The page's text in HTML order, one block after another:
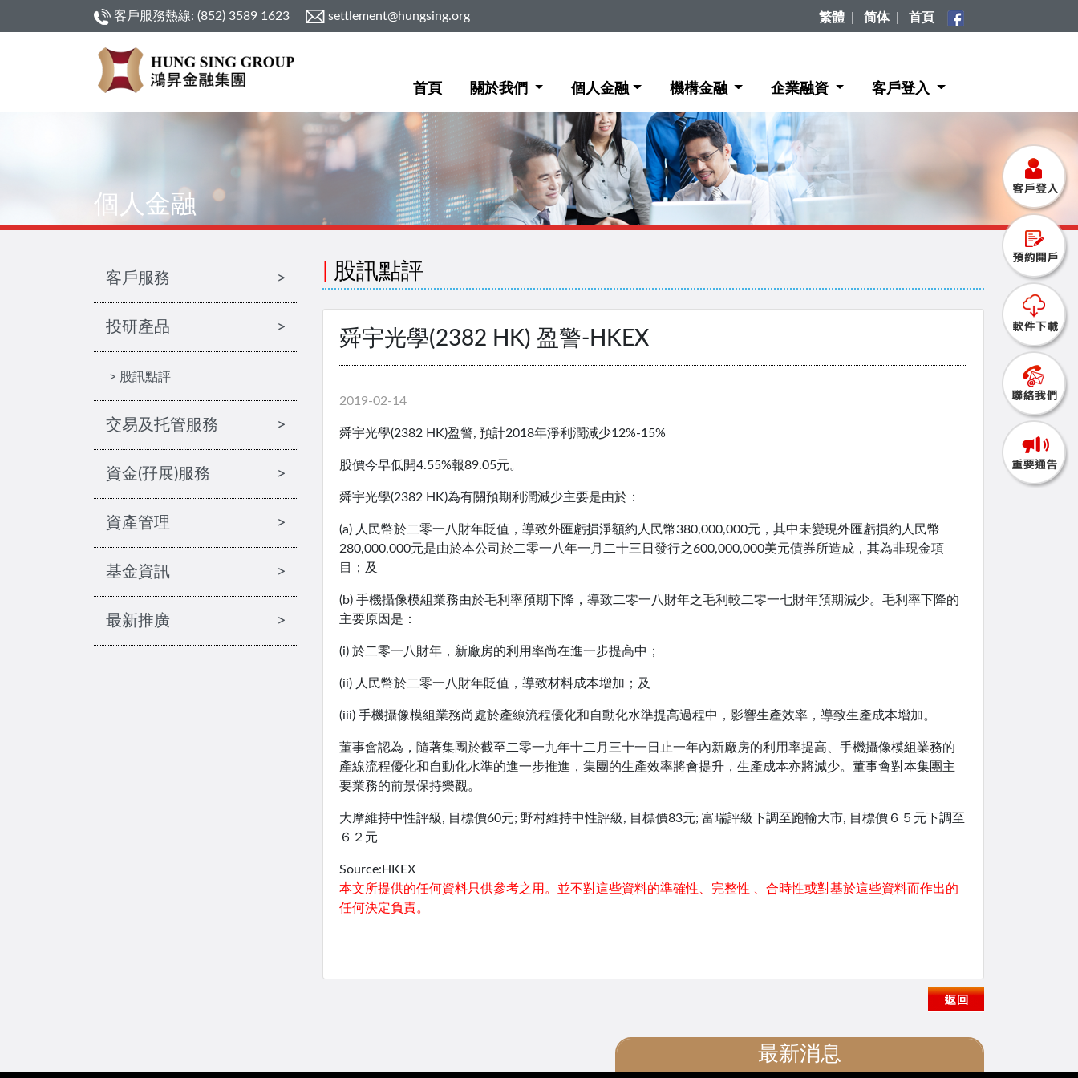
客戶服務熱線: (852) 3589 1623 settlement@hungsing.org
首頁 關於我們 個人金融 機構金融 企業融資 客戶登入
繁體 简体| 首頁
個人金融
客戶服務 >
投研產品 >
> 股訊點評
交易及托管服務 >
資金(孖展)服務 >
資產管理 >
基金資訊 >
最新推廣 >
股訊點評
舜宇光學(2382 HK) 盈警-HKEX
2019-02-14
舜宇光學(2382 HK)盈警, 預計2018年淨利潤減少12%-15%
股價今早低開4.55%報89.05元。
舜宇光學(2382 HK)為有關預期利潤減少主要是由於：
(a) 人民幣於二零一八財年貶值，導致外匯虧損淨額約人民幣380,000,000元，其中未變現外匯虧損約人民幣
280,000,000元是由於本公司於二零一八年一月二十三日發行之600,000,000美元債券所造成，其為非現金項
目；及
(b) 手機攝像模組業務由於毛利率預期下降，導致二零一八財年之毛利較二零一七財年預期減少。毛利率下降的
主要原因是：
(i) 於二零一八財年，新廠房的利用率尚在進一步提高中；
(ii) 人民幣於二零一八財年貶值，導致材料成本增加；及
(iii) 手機攝像模組業務尚處於產線流程優化和自動化水準提高過程中，影響生產效率，導致生產成本增加。
董事會認為，隨著集團於截至二零一九年十二月三十一日止一年內新廠房的利用率提高、手機攝像模組業務的
產線流程優化和自動化水準的進一步推進，集團的生產效率將會提升，生產成本亦將減少。董事會對本集團主
要業務的前景保持樂觀。
大摩維持中性評級, 目標價60元; 野村維持中性評級, 目標價83元; 富瑞評級下調至跑輸大市, 目標價６５元下調至
６２元
Source:HKEX
本文所提供的任何資料只供參考之用。並不對這些資料的準確性、完整性 、合時性或對基於這些資料而作出的
任何決定負責。
最新消息